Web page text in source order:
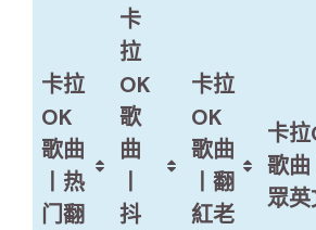
卡拉
OK
歌曲
丨热
门翻
卡
拉
OK
歌
曲
抖
卡拉
OK
歌曲
丨翻
紅老
卡拉
歌
眾